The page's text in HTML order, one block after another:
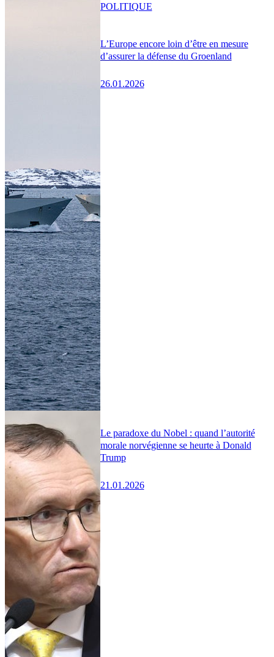
L’Europe encore loin d’être en mesure
d’assurer la défense du Groenland
26.01.2026
POLITIQUE
Le paradoxe du Nobel : quand l’autorité
morale norvégienne se heurte à Donald
Trump
21.01.2026